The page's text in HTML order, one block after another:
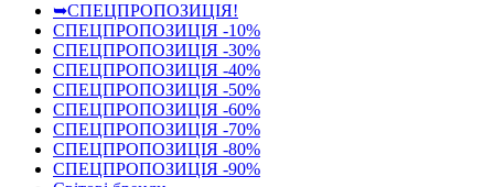
➥СПЕЦПРОПОЗИЦІЯ!
СПЕЦПРОПОЗИЦІЯ -10%
СПЕЦПРОПОЗИЦІЯ -30%
СПЕЦПРОПОЗИЦІЯ -40%
СПЕЦПРОПОЗИЦІЯ -50%
СПЕЦПРОПОЗИЦІЯ -60%
СПЕЦПРОПОЗИЦІЯ -70%
СПЕЦПРОПОЗИЦІЯ -80%
СПЕЦПРОПОЗИЦІЯ -90%